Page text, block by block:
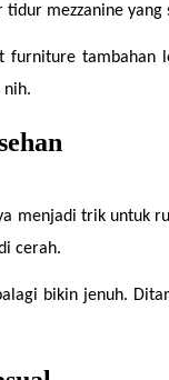
tidur mezzanine
furniture tambahan
nih.
menjadi trik untuk
cerah.
bikin jenuh.